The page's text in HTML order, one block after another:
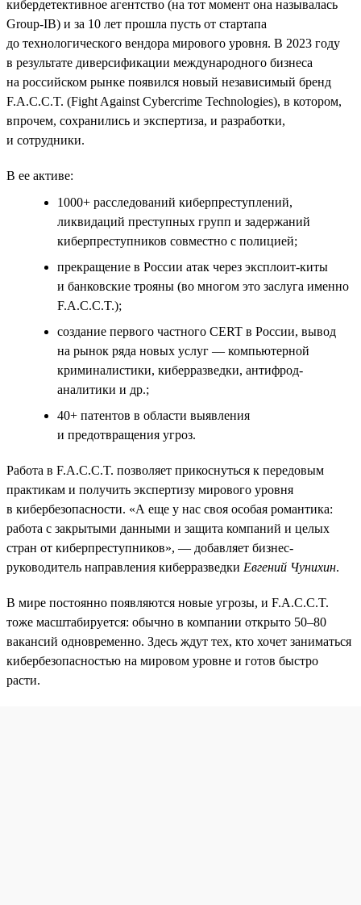
кибердетективное агентство (на тот момент она называлась
Group-IB) и за 10 лет прошла пусть от стартапа
до технологического вендора мирового уровня. В 2023 году
в результате диверсификации международного бизнеса
на российском рынке появился новый независимый бренд
F.A.C.C.T. (Fight Against Cybercrime Technologies), в котором,
впрочем, сохранились и экспертиза, и разработки,
и сотрудники.
В ее активе:
1000+ расследований киберпреступлений,
ликвидаций преступных групп и задержаний
киберпреступников совместно с полицией;
прекращение в России атак через эксплоит-киты
и банковские трояны (во многом это заслуга именно
F.A.C.C.T.);
создание первого частного СERT в России, вывод
на рынок ряда новых услуг — компьютерной
криминалистики, киберразведки, антифрод-
аналитики и др.;
40+ патентов в области выявления
и предотвращения угроз.
Работа в F.A.C.C.T. позволяет прикоснуться к передовым
практикам и получить экспертизу мирового уровня
в кибербезопасности. «А еще у нас своя особая романтика:
работа с закрытыми данными и защита компаний и целых
стран от киберпреступников», — добавляет бизнес-
руководитель направления киберразведки Евгений Чунихин.
В мире постоянно появляются новые угрозы, и F.A.C.C.T.
тоже масштабируется: обычно в компании открыто 50–80
вакансий одновременно. Здесь ждут тех, кто хочет заниматься
кибербезопасностью на мировом уровне и готов быстро
расти.